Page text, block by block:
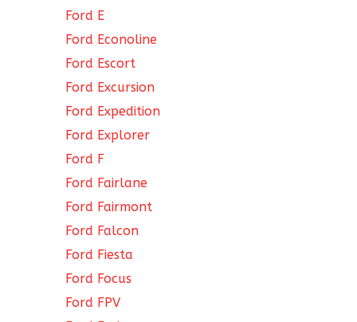
Ford E
Ford Econoline
Ford Escort
Ford Excursion
Ford Expedition
Ford Explorer
Ford F
Ford Fairlane
Ford Fairmont
Ford Falcon
Ford Fiesta
Ford Focus
Ford FPV